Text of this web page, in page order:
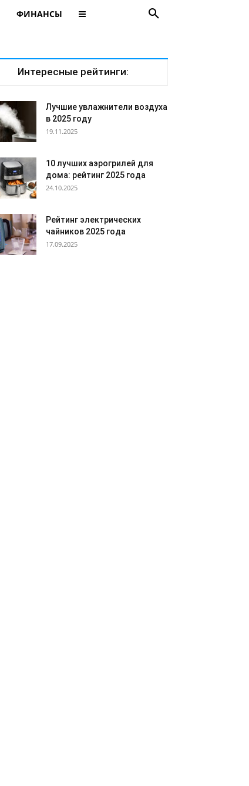
ФИНАНСЫ
Интересные рейтинги:
Лучшие увлажнители воздуха
в 2025 году
19.11.2025
10 лучших аэрогрилей для
дома: рейтинг 2025 года
24.10.2025
Рейтинг электрических
чайников 2025 года
17.09.2025